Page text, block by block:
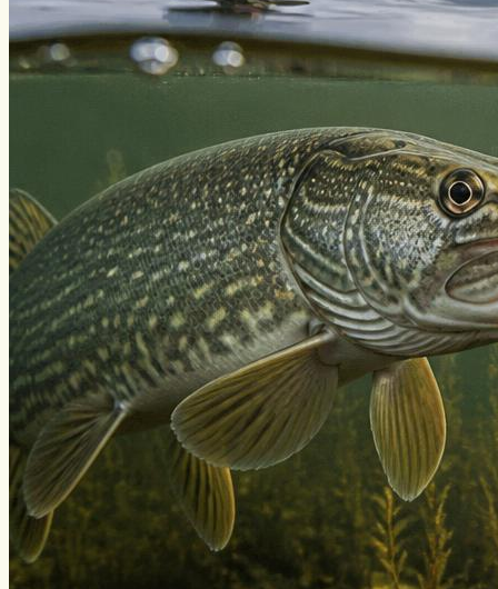
Нахлыст
Снаряжение
Эхолоты
Лодки и моторы
Рецепты
Разное
Меню